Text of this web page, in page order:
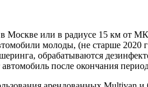
или в радиусе 15 км от
молоды, (не старше 2020
обрабатываются
после окончания